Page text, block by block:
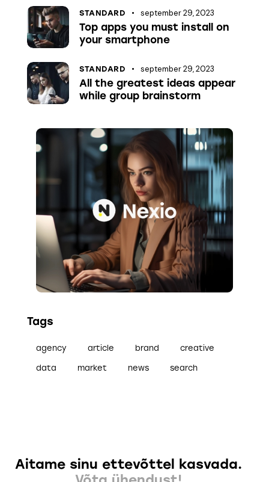
STANDARD september 29, 2023
Top apps you must install on
your smartphone
STANDARD september 29, 2023
All the greatest ideas appear
while group brainstorm
Tags
agency article brand creative
data market news search
Aitame sinu ettevõttel kasvada.